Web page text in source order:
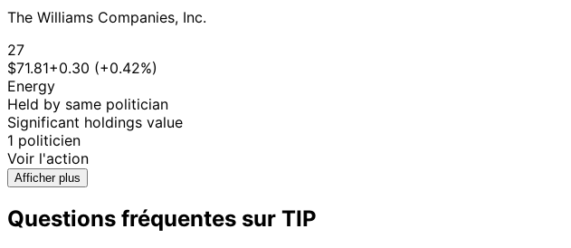
The Williams Companies, Inc.
27
$71.81+0.30 (+0.42%)
Energy
Held by same politician
Significant holdings value
1 politicien
Voir l'action
Afficher plus
Questions fréquentes sur TIP